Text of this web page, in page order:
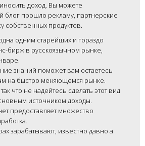
доход. Вы можете
блог прошло рекламу, партнерские
собственных продуктов.
одним старейших и гораздо
бирж в русскоязычном рынке,
знаний поможет вам остаетесь
на быстро меняющемся рынке.
что не надейтесь сделать этот вид
источником доходы.
предоставляет множество
зарабатывают, известно давно а